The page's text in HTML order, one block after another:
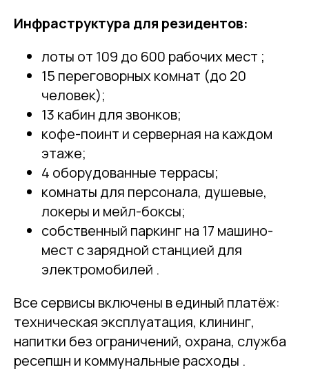
Инфраструктура для резидентов:
лоты от 109 до 600 рабочих мест ;
15 переговорных комнат (до 20
человек);
13 кабин для звонков;
кофе-поинт и серверная на каждом
этаже;
4 оборудованные террасы;
комнаты для персонала, душевые,
локеры и мейл-боксы;
собственный паркинг на 17 машино-
мест с зарядной станцией для
электромобилей .
Все сервисы включены в единый платёж:
техническая эксплуатация, клининг,
напитки без ограничений, охрана, служба
ресепшн и коммунальные расходы .